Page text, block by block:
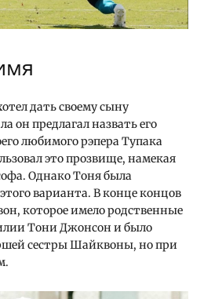
дать своему сыну
он предлагал назвать его
любимого рэпера Тупака
это прозвище, намекая
Однако Тоня была
варианта. В конце концов
которое имело родственные
Тони Джонсон и было
сестры Шайквоны, но при